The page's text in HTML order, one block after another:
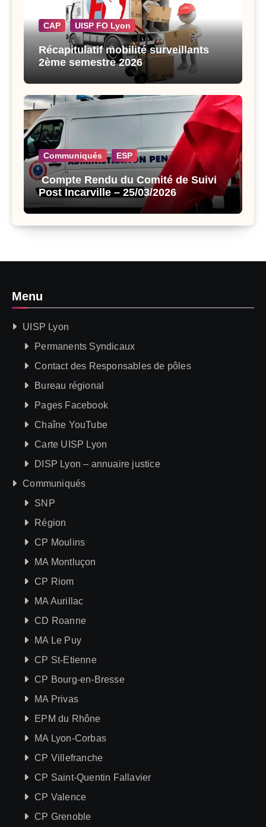
CAP UISP FO Lyon
Récapitulatif mobilité surveillants
2ème semestre 2026
Communiqués ESP
Compte Rendu du Comité de Suivi
Post Incarville – 25/03/2026
Menu
UISP Lyon
Permanents Syndicaux
Contact des Responsables de pôles
Bureau régional
Pages Facebook
Chaîne YouTube
Carte UISP Lyon
DISP Lyon – annuaire justice
Communiqués
SNP
Région
CP Moulins
MA Montluçon
CP Riom
MA Aurillac
CD Roanne
MA Le Puy
CP St-Etienne
CP Bourg-en-Bresse
MA Privas
EPM du Rhône
MA Lyon-Corbas
CP Villefranche
CP Saint-Quentin Fallavier
CP Valence
CP Grenoble